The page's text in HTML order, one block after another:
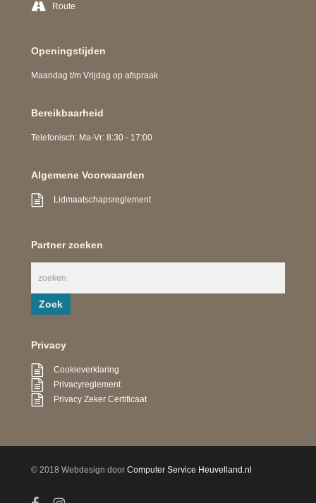
Route
Openingstijden
Maandag t/m Vrijdag op afspraak
Bereikbaarheid
Telefonisch: Ma-Vr: 8:30 - 17:00
Algemene Voorwaarden
Lidmaatschapsreglement
Partner zoeken
Privacy
Cookieverklaring
Privacyreglement
Privacy Zeker Certificaat
© 2018 Webdesign doorComputer Service Heuvelland.nl